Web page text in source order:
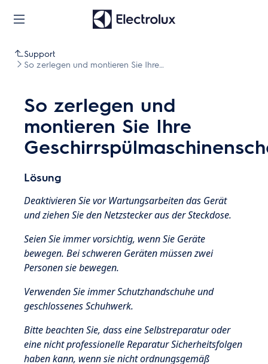
Support
So zerlegen und montieren Sie Ihre
So zerlegen und
montieren Sie Ihre
Lösung
Deaktivieren Sie vor Wartungsarbeiten das Gerät
und ziehen Sie den Netzstecker aus derSteckdose.
Seien Sie immer vorsichtig, wenn Sie Geräte
bewegen. Bei schweren Geräten müssen zwei
Personen sie bewegen.
Verwenden Sie immer Schutzhandschuhe und
geschlossenes Schuhwerk.
Bitte beachten Sie, dass eine Selbstreparatur oder
eine nicht professionelle Reparatur Sicherheitsfolgen
haben kann, wenn sie nicht ordnungsgemäß